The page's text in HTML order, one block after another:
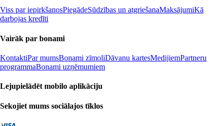
Viss par iepirkšanosPiegādeSūdzības un atgriešanaMaksājumiKā
darbojas kredīti
Vairāk par bonami
KontaktiPar mumsBonami zīmoliDāvanu kartesMedijiemPartneru
programmaBonami uzņēmumiem
Lejupielādēt mobilo aplikāciju
Sekojiet mums sociālajos tīklos